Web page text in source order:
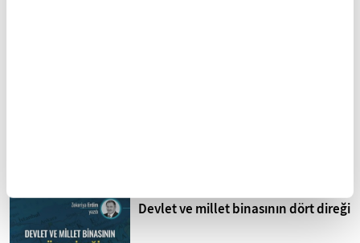
Devlet ve millet binasının dört direği